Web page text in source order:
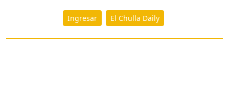
Ingresar El Chulla Daily